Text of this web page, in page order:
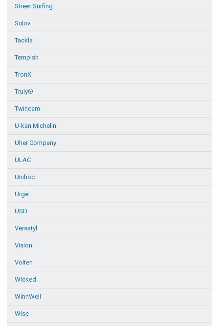
Street Surfing
Sulov
Tackla
Tempish
TronX
Truly®
Twincam
U-kan Michelin
Uher Company
ULÄC
Unihoc
Urge
USD
Versatyl
Vision
Volten
Wicked
WinnWell
Wise